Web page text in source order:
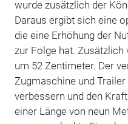
wurde zusätzlich der
Daraus ergibt sich eine
die eine Erhöhung der
zur Folge hat.
um 52 Zentimeter. Der
Zugmaschine und
verbessern und den
einer Länge von neun